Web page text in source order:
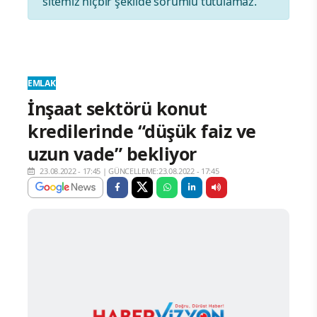
EMLAK
İnşaat sektörü konut
kredilerinde “düşük faiz ve
uzun vade” bekliyor
23.08.2022 - 17:45 |GÜNCELLEME:23.08.2022 - 17:45